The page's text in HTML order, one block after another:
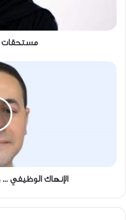
مستحقات
الإنهاك الوظيفي